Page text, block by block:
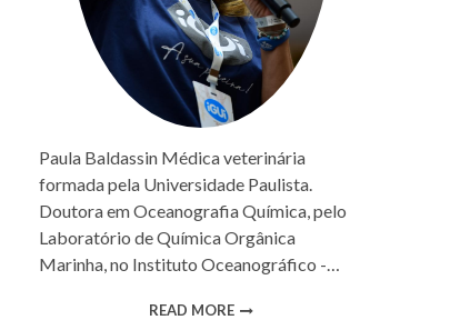
Paula Baldassin Médica veterinária
formada pela Universidade Paulista.
Doutora em Oceanografia Química, pelo
Laboratório de Química Orgânica
Marinha, no Instituto Oceanográfico -…
READ MORE